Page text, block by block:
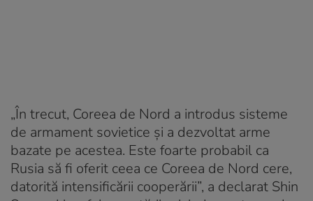
„În trecut, Coreea de Nord a introdus sisteme
de armament sovietice și a dezvoltat arme
bazate pe acestea. Este foarte probabil ca
Rusia să fi oferit ceea ce Coreea de Nord cere,
datorită intensificării cooperării”, a declarat Shin